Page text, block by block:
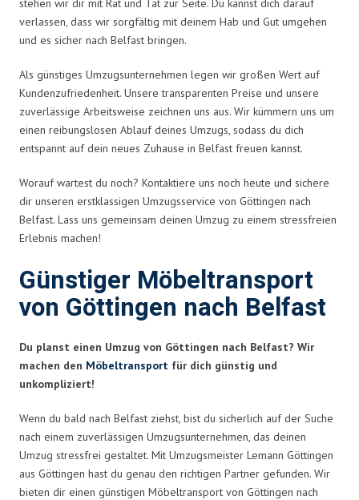
stehen wir dir mit Rat und Tat zur Seite. Du kannst dich darauf
verlassen, dass wir sorgfältig mit deinem Hab und Gut umgehen
und es sicher nach Belfast bringen.
Als günstiges Umzugsunternehmen legen wir großen Wert auf
Kundenzufriedenheit. Unsere transparenten Preise und unsere
zuverlässige Arbeitsweise zeichnen uns aus. Wir kümmern uns um
einen reibungslosen Ablauf deines Umzugs, sodass du dich
entspannt auf dein neues Zuhause in Belfast freuen kannst.
Worauf wartest du noch? Kontaktiere uns noch heute und sichere
dir unseren erstklassigen Umzugsservice von Göttingen nach
Belfast. Lass uns gemeinsam deinen Umzug zu einem stressfreien
Erlebnis machen!
Günstiger Möbeltransport
von Göttingen nach Belfast
Du planst einen Umzug von Göttingen nach Belfast? Wir
machen den Möbeltransport für dich günstig und
unkompliziert!
Wenn du bald nach Belfast ziehst, bist du sicherlich auf der Suche
nach einem zuverlässigen Umzugsunternehmen, das deinen
Umzug stressfrei gestaltet. Mit Umzugsmeister Lemann Göttingen
aus Göttingen hast du genau den richtigen Partner gefunden. Wir
bieten dir einen günstigen Möbeltransport von Göttingen nach